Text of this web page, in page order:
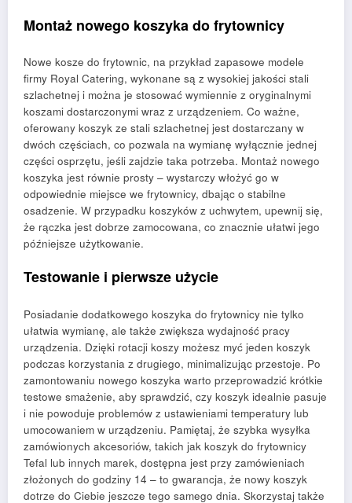
Montaż nowego koszyka do frytownicy
Nowe kosze do frytownic, na przykład zapasowe modele
firmy Royal Catering, wykonane są z wysokiej jakości stali
szlachetnej i można je stosować wymiennie z oryginalnymi
koszami dostarczonymi wraz z urządzeniem. Co ważne,
oferowany koszyk ze stali szlachetnej jest dostarczany w
dwóch częściach, co pozwala na wymianę wyłącznie jednej
części osprzętu, jeśli zajdzie taka potrzeba. Montaż nowego
koszyka jest równie prosty – wystarczy włożyć go w
odpowiednie miejsce we frytownicy, dbając o stabilne
osadzenie. W przypadku koszyków z uchwytem, upewnij się,
że rączka jest dobrze zamocowana, co znacznie ułatwi jego
późniejsze użytkowanie.
Testowanie i pierwsze użycie
Posiadanie dodatkowego koszyka do frytownicy nie tylko
ułatwia wymianę, ale także zwiększa wydajność pracy
urządzenia. Dzięki rotacji koszy możesz myć jeden koszyk
podczas korzystania z drugiego, minimalizując przestoje. Po
zamontowaniu nowego koszyka warto przeprowadzić krótkie
testowe smażenie, aby sprawdzić, czy koszyk idealnie pasuje
i nie powoduje problemów z ustawieniami temperatury lub
umocowaniem w urządzeniu. Pamiętaj, że szybka wysyłka
zamówionych akcesoriów, takich jak koszyk do frytownicy
Tefal lub innych marek, dostępna jest przy zamówieniach
złożonych do godziny 14 – to gwarancja, że nowy koszyk
dotrze do Ciebie jeszcze tego samego dnia. Skorzystaj także